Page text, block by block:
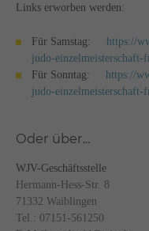
Links erworben werden:
Für Samstag:
https://
judo-einzelmeisterschaft-
Für Sonntag:
https://
judo-einzelmeisterschaft-
Oder über...
WJV-Geschäftsstelle
Hermann-Hess-Str. 8
71332 Waiblingen
Tel.: 07151-561250